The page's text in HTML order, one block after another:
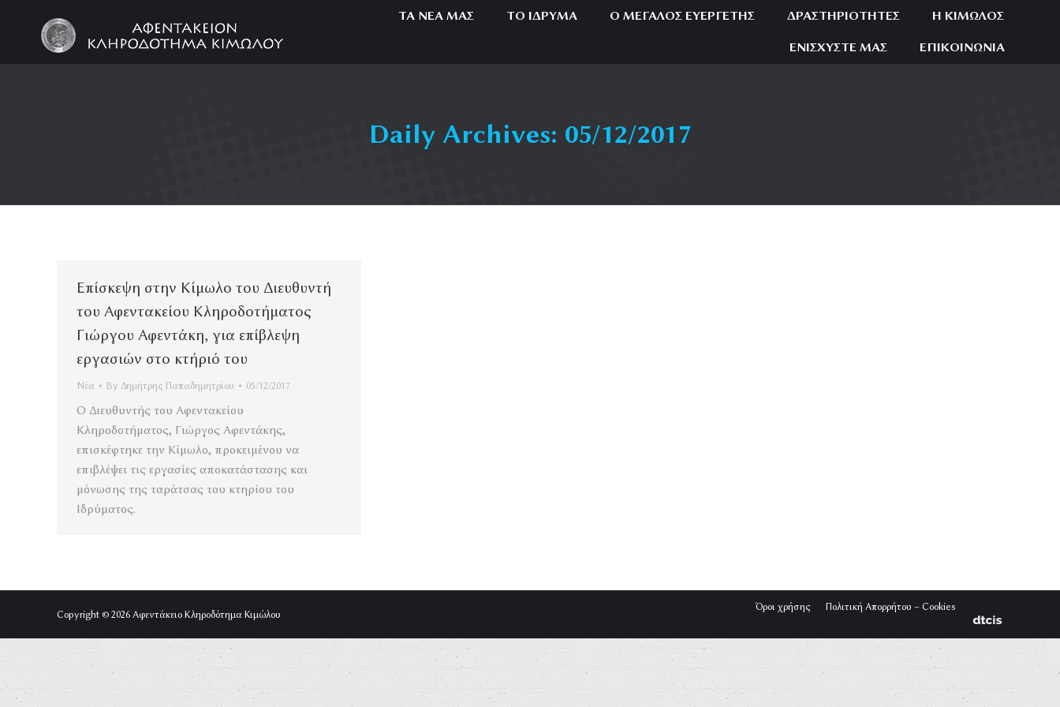
ΤΑ ΝΈΑ ΜΑΣ ΤΟ ΊΔΡΥΜΑ Ο ΜΕΓΆΛΟΣ ΕΥΕΡΓΈΤΗΣ ΔΡΑΣΤΗΡΙΌΤΗΤΕΣ Η ΚΊΜΩΛΟΣ
ΕΝΙΣΧΎΣΤΕ ΜΑΣ ΕΠΙΚΟΙΝΩΝΊΑ
Daily Archives: 05/12/2017
Επίσκεψη στην Κίμωλο του Διευθυντή
του Αφεντακείου Κληροδοτήματος
Γιώργου Αφεντάκη, για επίβλεψη
εργασιών στο κτήριό του
Νέα By Δημήτρης Παπαδημητρίου 05/12/2017
Ο Διευθυντής του Αφεντακείου
Κληροδοτήματος, Γιώργος Αφεντάκης,
επισκέφτηκε την Κίμωλο, προκειμένου να
επιβλέψει τις εργασίες αποκατάστασης και
μόνωσης της ταράτσας του κτηρίου του
Ιδρύματος.
Copyright © 2026 Αφεντάκειο Κληροδότημα Κιμώλου
Όροι χρήσης Πολιτική Απορρήτου – Cookies